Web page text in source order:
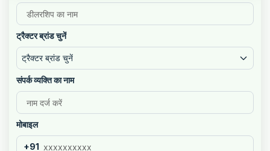
ट्रैक्टर ब्रांड चुनें
ट्रैक्टर ब्रांड चुनें
संपर्क व्यक्ति का नाम
मोबाइल
+91